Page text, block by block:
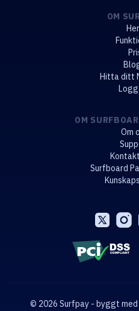
OM
Hitta ditt
OM
Om
Surfboard
© 2026 Surfpay - byggt med